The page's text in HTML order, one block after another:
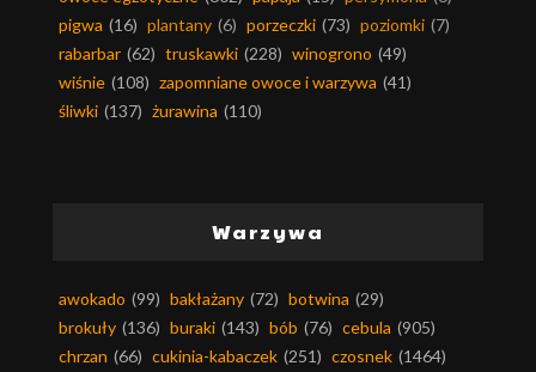
pigwa (16) plantany (6) porzeczki (73) poziomki (7)
rabarbar (62) truskawki (228) winogrono (49)
wiśnie (108) zapomniane owoce i warzywa (41)
śliwki (137) żurawina (110)
Warzywa
awokado (99) bakłażany (72) botwina (29)
brokuły (136) buraki (143) bób (76) cebula (905)
chrzan (66) cukinia-kabaczek (251) czosnek (1464)